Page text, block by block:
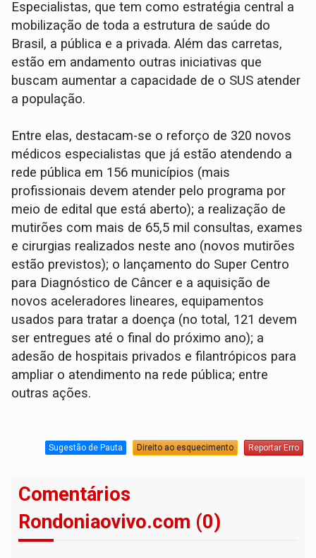
Especialistas, que tem como estratégia central a
mobilização de toda a estrutura de saúde do
Brasil, a pública e a privada. Além das carretas,
estão em andamento outras iniciativas que
buscam aumentar a capacidade de o SUS atender
a população.
Entre elas, destacam-se o reforço de 320 novos
médicos especialistas que já estão atendendo a
rede pública em 156 municípios (mais
profissionais devem atender pelo programa por
meio de edital que está aberto); a realização de
mutirões com mais de 65,5 mil consultas, exames
e cirurgias realizados neste ano (novos mutirões
estão previstos); o lançamento do Super Centro
para Diagnóstico de Câncer e a aquisição de
novos aceleradores lineares, equipamentos
usados para tratar a doença (no total, 121 devem
ser entregues até o final do próximo ano); a
adesão de hospitais privados e filantrópicos para
ampliar o atendimento na rede pública; entre
outras ações.
Sugestão de Pauta Direito ao esquecimento Reportar Erro
Comentários
Rondoniaovivo.com (0)